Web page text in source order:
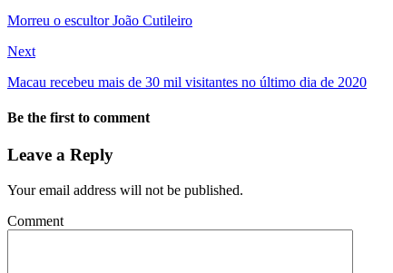
Morreu o escultor João Cutileiro
Next
Macau recebeu mais de 30 mil visitantes no último dia de 2020
Be the first to comment
Leave a Reply
Your email address will not be published.
Comment